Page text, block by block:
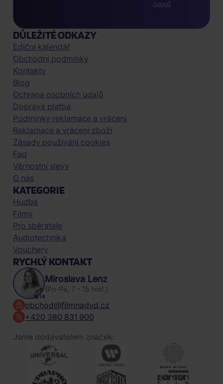
údajů
DŮLEŽITÉ ODKAZY
Ediční kalendář
Obchodní podmínky
Kontakty
Blog
Ochrana osobních údajů
Doprava platba
Podmínky reklamace a vrácení
Reklamace a vrácení zboží
Zásady používání cookies
Faq
Věrnostní slevy
O nás
KATEGORIE
Hudba
Filmy
Pro sběratele
Audiotechnika
Vouchery
RYCHLÝ KONTAKT
Miroslava Lenz
(Po-Pa, 7 - 15 hod.)
obchod@filmnadvd.cz
+420 380 831 900
Jsme dodavatelem značek: